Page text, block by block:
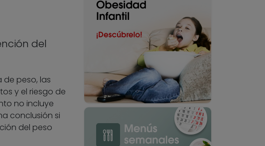
del
de peso, las
y el riesgo de
no incluye
conclusión si
del peso